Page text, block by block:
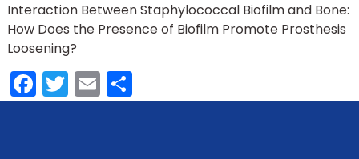
Interaction Between Staphylococcal Biofilm and Bone:
How Does the Presence of Biofilm Promote Prosthesis
Loosening?
Facebook
Twitter
EmailShare